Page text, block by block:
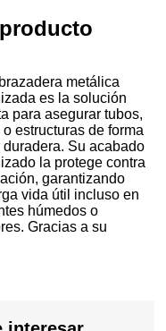
metálica
es la solución
para asegurar tubos,
o estructuras de forma
duradera. Su acabado
la protege contra
garantizando
vida útil incluso en
húmedos o
Gracias a su
o bricolaje,